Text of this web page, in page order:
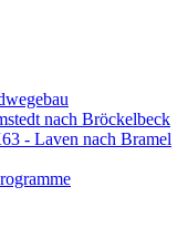
nach Bröckelbeck
- Laven nach Bramel